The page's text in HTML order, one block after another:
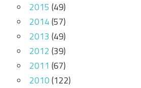
2015 (49)
2014(57)
2013 (49)
2012 (39)
2011 (67)
2010(122)